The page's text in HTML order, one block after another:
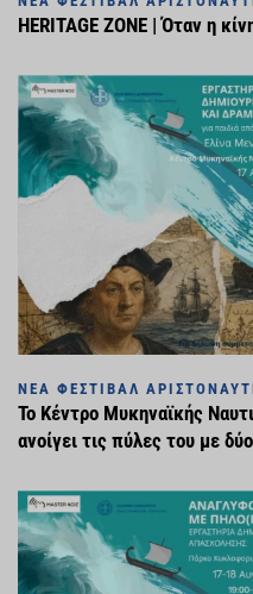
HERITAGE ZONE | Όταν η
ΝΈΑ ΦΕΣΤΙΒΆΛ
Το Κέντρο Μυκηναϊκής
ανοίγει τις πύλες του με